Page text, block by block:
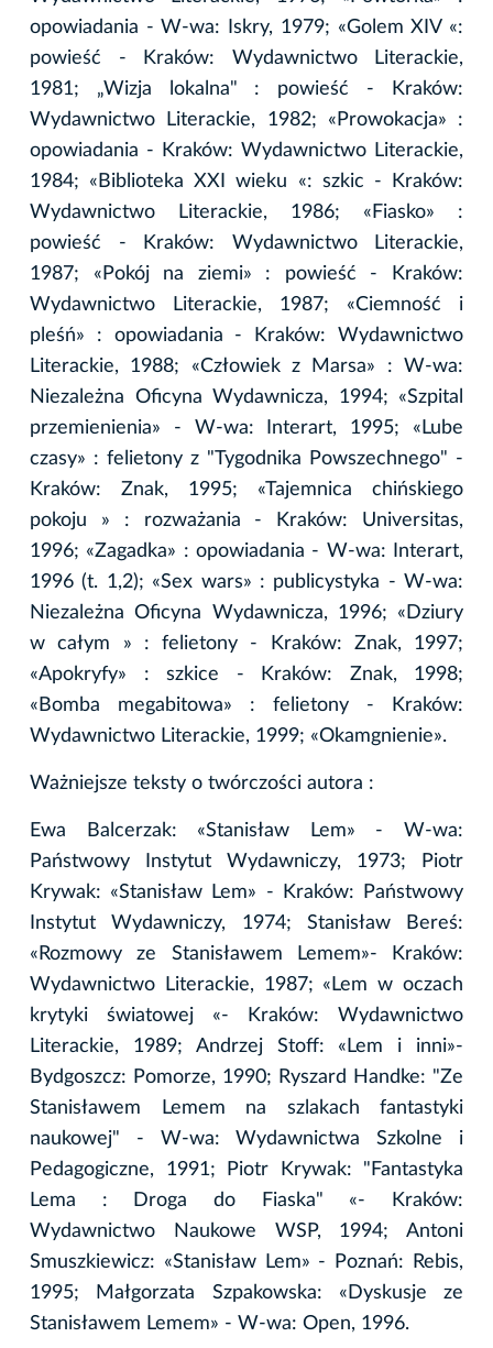
opowiadania - W-wa: Iskry, 1979; «Golem XIV «:
powieść - Kraków: Wydawnictwo Literackie,
1981; „Wizja lokalna" : powieść - Kraków:
Wydawnictwo Literackie, 1982; «Prowokacja» :
opowiadania - Kraków: Wydawnictwo Literackie,
1984; «Biblioteka XXI wieku «: szkic - Kraków:
Wydawnictwo Literackie, 1986; «Fiasko» :
powieść - Kraków: Wydawnictwo Literackie,
1987; «Pokój na ziemi» : powieść - Kraków:
Wydawnictwo Literackie, 1987; «Ciemność i
pleśń» : opowiadania - Kraków: Wydawnictwo
Literackie, 1988; «Człowiek z Marsa» : W-wa:
Niezależna Oficyna Wydawnicza, 1994; «Szpital
przemienienia» - W-wa: Interart, 1995; «Lube
czasy» : felietony z "Tygodnika Powszechnego" -
Kraków: Znak, 1995; «Tajemnica chińskiego
pokoju » : rozważania - Kraków: Universitas,
1996; «Zagadka» : opowiadania - W-wa: Interart,
1996 (t. 1,2); «Sex wars» : publicystyka - W-wa:
Niezależna Oficyna Wydawnicza, 1996; «Dziury
w całym » : felietony - Kraków: Znak, 1997;
«Apokryfy» : szkice - Kraków: Znak, 1998;
«Bomba megabitowa» : felietony - Kraków:
Wydawnictwo Literackie, 1999; «Okamgnienie».
Ważniejsze teksty o twórczości autora :
Ewa Balcerzak: «Stanisław Lem» - W-wa:
Państwowy Instytut Wydawniczy, 1973; Piotr
Krywak: «Stanisław Lem» - Kraków: Państwowy
Instytut Wydawniczy, 1974; Stanisław Bereś:
«Rozmowy ze Stanisławem Lemem»- Kraków:
Wydawnictwo Literackie, 1987; «Lem w oczach
krytyki światowej «- Kraków: Wydawnictwo
Literackie, 1989; Andrzej Stoff: «Lem i inni»-
Bydgoszcz: Pomorze, 1990; Ryszard Handke: "Ze
Stanisławem Lemem na szlakach fantastyki
naukowej" - W-wa: Wydawnictwa Szkolne i
Pedagogiczne, 1991; Piotr Krywak: "Fantastyka
Lema : Droga do Fiaska" «- Kraków:
Wydawnictwo Naukowe WSP, 1994; Antoni
Smuszkiewicz: «Stanisław Lem» - Poznań: Rebis,
1995; Małgorzata Szpakowska: «Dyskusje ze
Stanisławem Lemem» - W-wa: Open, 1996.